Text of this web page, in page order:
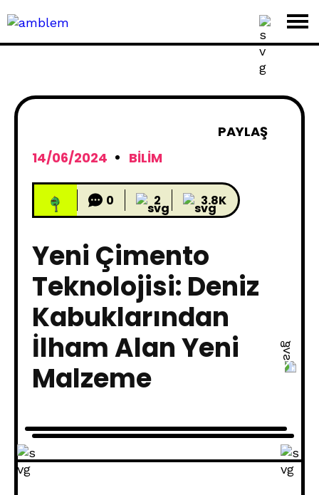
PAYLAŞ
14/06/2024
BILIM
0 2 3.8K
Yeni Çimento
Teknolojisi: Deniz
Kabuklarından
İlham Alan Yeni
Malzeme